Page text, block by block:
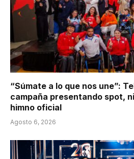
“Súmate a lo que nos une”:
campaña presentando spot,
himno oficial
Agosto 6, 2026